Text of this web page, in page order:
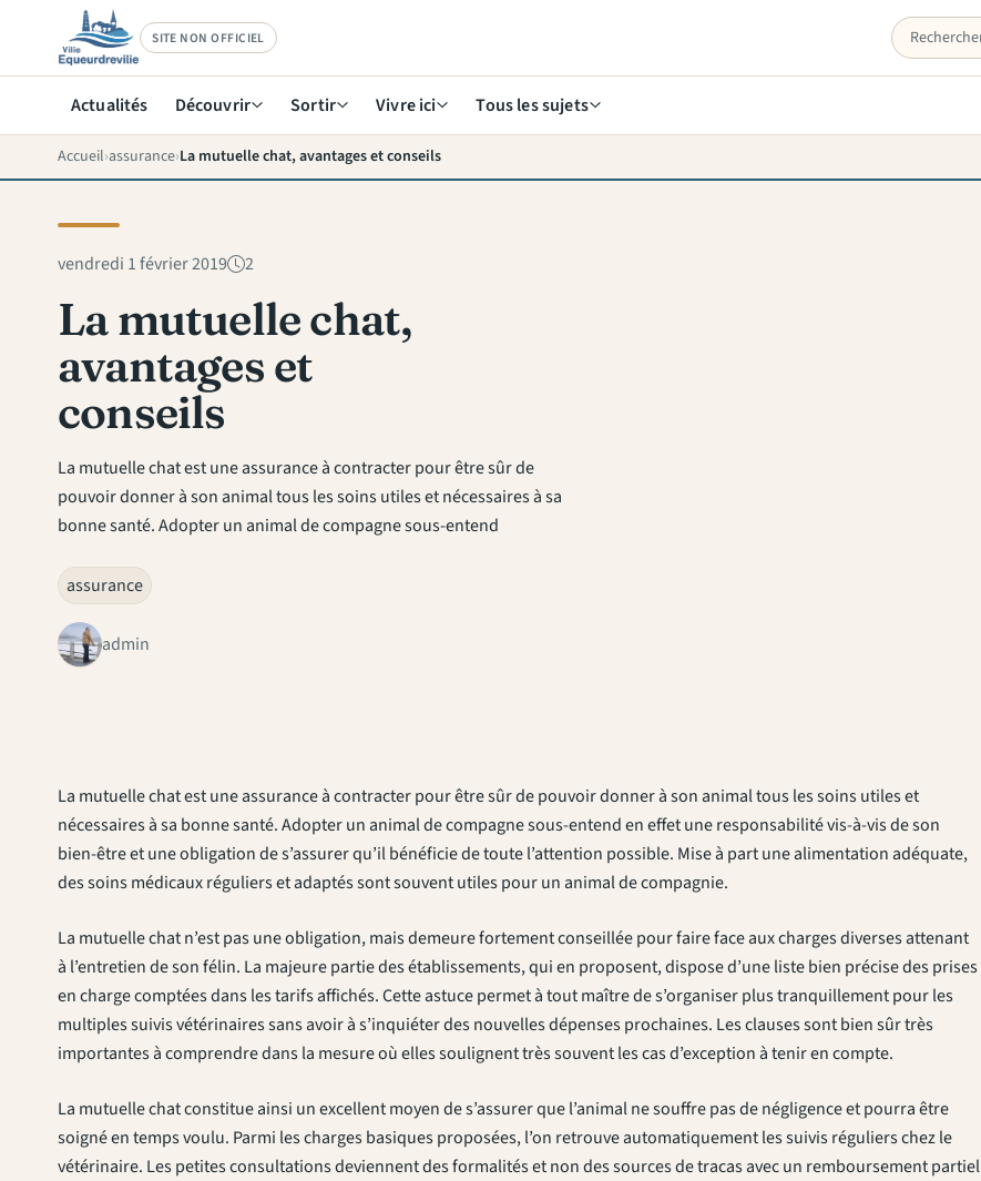
SITE NON OFFICIEL
Actualités Découvrir Sortir Vivre ici Tous les sujets
Accueil assurance La mutuelle chat, avantages et conseils
vendredi 1 février 2019 2
La mutuelle chat,
avantages et
conseils
La mutuelle chat est une assurance à contracter pour être sûr de
pouvoir donner à son animal tous les soins utiles et nécessaires à sa
bonne santé. Adopter un animal de compagne sous-entend
assurance
admin
La mutuelle chat est une assurance à contracter pour être sûr de pouvoir donner à son animal tous les soins utiles et
nécessaires à sa bonne santé. Adopter un animal de compagne sous-entend en effet une responsabilité vis-à-vis de son
bien-être et une obligation de s’assurer qu’il bénéficie de toute l’attention possible. Mise à part une alimentation adéquate,
des soins médicaux réguliers et adaptés sont souvent utiles pour un animal de compagnie.
La mutuelle chat n’est pas une obligation, mais demeure fortement conseillée pour faire face aux charges diverses attenant
à l’entretien de son félin. La majeure partie des établissements, qui en proposent, dispose d’une liste bien précise des prises
en charge comptées dans les tarifs affichés. Cette astuce permet à tout maître de s’organiser plus tranquillement pour les
multiples suivis vétérinaires sans avoir à s’inquiéter des nouvelles dépenses prochaines. Les clauses sont bien sûr très
importantes à comprendre dans la mesure où elles soulignent très souvent les cas d’exception à tenir en compte.
La mutuelle chat constitue ainsi un excellent moyen de s’assurer que l’animal ne souffre pas de négligence et pourra être
soigné en temps voulu. Parmi les charges basiques proposées, l’on retrouve automatiquement les suivis réguliers chez le
vétérinaire. Les petites consultations deviennent des formalités et non des sources de tracas avec un remboursement partiel